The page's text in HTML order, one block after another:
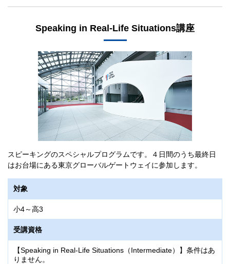
【英語検定対策講座4級レベル】原則英検®5級取得以上
【英語検定対策講座3級レベル】原則英検
4級取得以上
【英語検定対策講座準2級レベル】原則英検
3級取得以上
【英語検定対策講座2級レベル】原則英検
準2級取得以上
実施会場
日時
【英語検定対策講座4級レベル】
【英語検定対策講座3級レベル】
7/27（月）～ 30（木） 12:30～14:30
【英語検定対策講座準2級レベル】
7/27（月）～30（木）15:00～17:00
【英語検定対策講座4級レベル】原則英検®5級取得以上
【英語検定対策講座3級レベル】原則英検
4級取得以上
【英語検定対策講座準2級レベル】原則英検
3級取得以上
【英語検定対策講座2級レベル】原則英検
準2級取得以上
実施会場
日時
【英語検定対策講座4級レベル】
【英語検定対策講座3級レベル】
8/5（水）～ 8（土）10:00～12:00
【英語検定対策講座準2級レベル】
【英語検定対策講座2級レベル】
Speaking in Real-Life Situations講座
スピーキングのスペシャルプログラムです。４日間のうち最終日
はお台場にある東京グローバルゲートウェイに参加します。
対象
小4～高3
受講資格
【Speaking in Real-Life Situations（Intermediate）】条件はあ
りません。